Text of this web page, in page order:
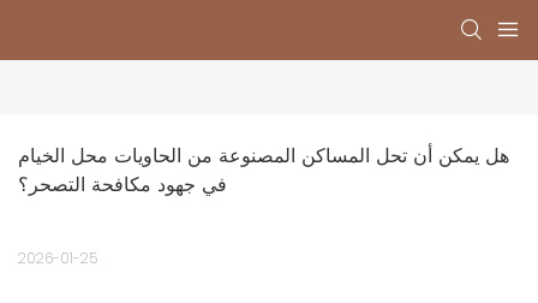
هل يمكن أن تحل المساكن المصنوعة من الحاويات محل الخيام
في جهود مكافحة التصحر؟
2026-01-25